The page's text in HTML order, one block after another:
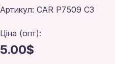
Артикул: CAR P7509 C3
Ціна (опт):
5.00$